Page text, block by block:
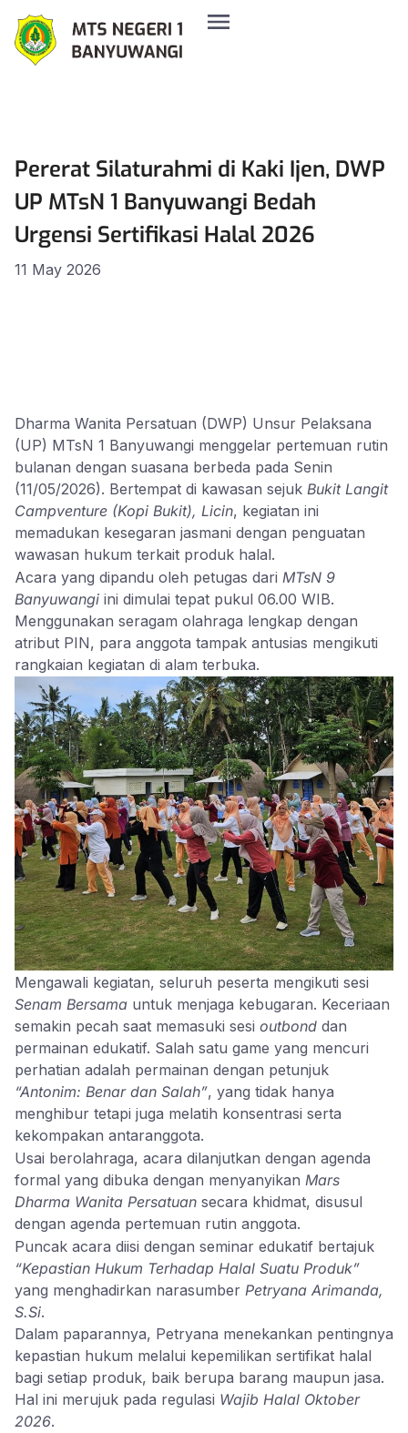
Pererat Silaturahmi di Kaki Ijen, DWP
UP MTsN 1 Banyuwangi Bedah
Urgensi Sertifikasi Halal 2026
11 May 2026
Dharma Wanita Persatuan (DWP) Unsur Pelaksana
(UP) MTsN 1 Banyuwangi menggelar pertemuan rutin
bulanan dengan suasana berbeda pada Senin
(11/05/2026). Bertempat di kawasan sejuk Bukit Langit
Campventure (Kopi Bukit), Licin, kegiatan ini
memadukan kesegaran jasmani dengan penguatan
wawasan hukum terkait produk halal.
Acara yang dipandu oleh petugas dari MTsN 9
Banyuwangi ini dimulai tepat pukul 06.00 WIB.
Menggunakan seragam olahraga lengkap dengan
atribut PIN, para anggota tampak antusias mengikuti
rangkaian kegiatan di alam terbuka.
Mengawali kegiatan, seluruh peserta mengikuti sesi
Senam Bersama untuk menjaga kebugaran. Keceriaan
semakin pecah saat memasuki sesi outbond dan
permainan edukatif. Salah satu game yang mencuri
perhatian adalah permainan dengan petunjuk
“Antonim: Benar dan Salah”, yang tidak hanya
menghibur tetapi juga melatih konsentrasi serta
kekompakan antaranggota.
Usai berolahraga, acara dilanjutkan dengan agenda
formal yang dibuka dengan menyanyikan Mars
Dharma Wanita Persatuan secara khidmat, disusul
dengan agenda pertemuan rutin anggota.
Puncak acara diisi dengan seminar edukatif bertajuk
“Kepastian Hukum Terhadap Halal Suatu Produk”
yang menghadirkan narasumber Petryana Arimanda,
S.Si.
Dalam paparannya, Petryana menekankan pentingnya
kepastian hukum melalui kepemilikan sertifikat halal
bagi setiap produk, baik berupa barang maupun jasa.
Hal ini merujuk pada regulasi Wajib Halal Oktober
2026.